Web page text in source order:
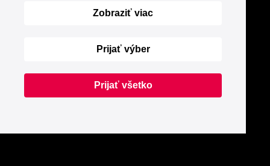
Zobraziť viac
Prijať výber
Prijať všetko